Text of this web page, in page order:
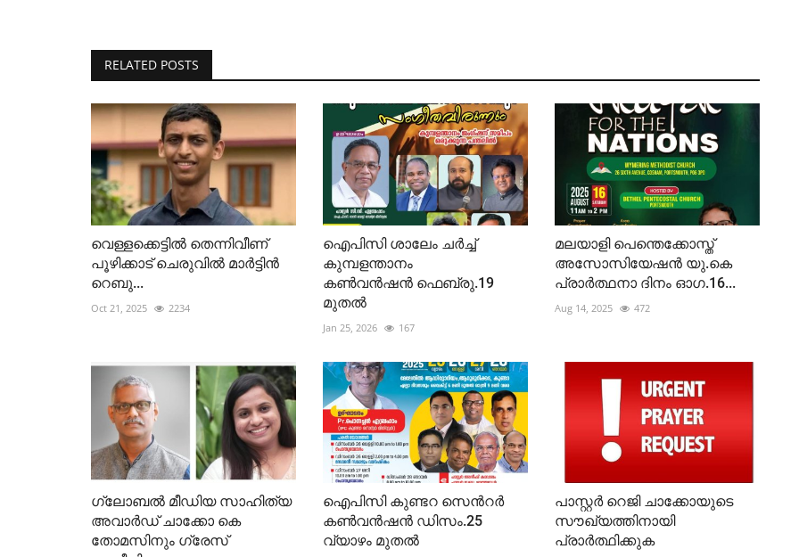
RELATED POSTS
വെള്ളക്കെട്ടിൽ തെന്നിവീണ്
പൂഴിക്കാട് ചെരുവിൽ മാർട്ടിൻ
റെബു...
Oct 21, 2025 2234
ഐപിസി ശാലേം ചർച്ച്
കുമ്പളന്താനം
കൺവൻഷൻ ഫെബ്രു.19
മുതൽ
Jan 25, 2026 167
മലയാളി പെന്തെക്കോസ്ത്
അസോസിയേഷൻ യു.കെ
പ്രാർത്ഥനാ ദിനം ഓഗ.16...
Aug 14, 2025 472
ഗ്ലോബൽ മീഡിയ സാഹിത്യ
അവാർഡ് ചാക്കോ കെ
തോമസിനും ഗ്രേസ്
ഐപിസി കുണ്ടറ സെന്‍റര്‍
കണ്‍വന്‍ഷന്‍ ഡിസം.25
വ്യാഴം മുതല്‍
പാസ്റ്റർ റെജി ചാക്കോയുടെ
സൗഖ്യത്തിനായി
പ്രാർത്ഥിക്കുക